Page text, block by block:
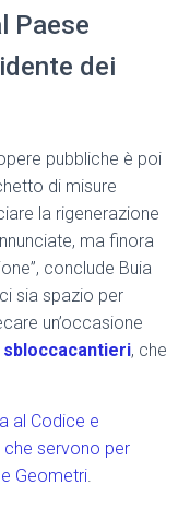
Paese
dei
pubbliche è poi
di misure
la rigenerazione
ma finora
conclude Buia
sia spazio per
un’occasione
, che
al Codice e
servono per
Geometri.